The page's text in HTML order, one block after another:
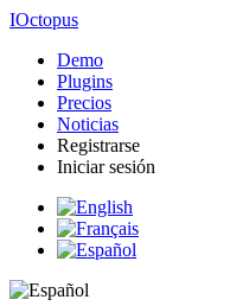
IOctopus
Demo
Plugins
Precios
Noticias
Registrarse
Iniciar sesión